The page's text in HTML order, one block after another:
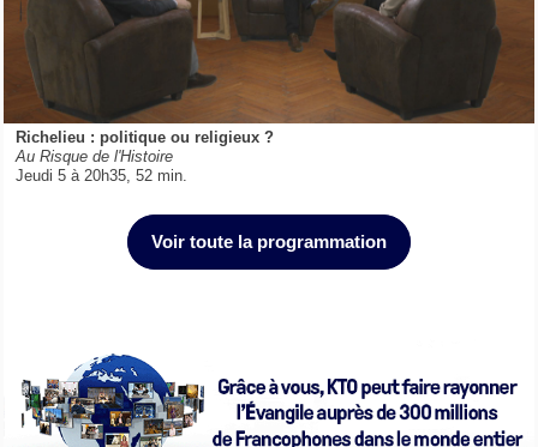
Richelieu : politique ou religieux ?
Au Risque de l'Histoire
Jeudi 5 à 20h35, 52 min.
Voir toute la programmation